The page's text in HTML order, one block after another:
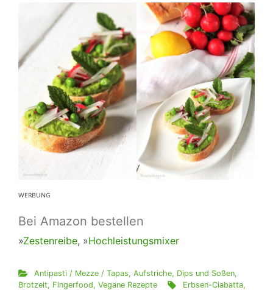
ᵂᴱᴿᴮᵁᴺᴳ
Bei Amazon bestellen
»Zestenreibe, »Hochleistungsmixer
Antipasti / Mezze / Tapas, Aufstriche, Dips und Soßen,
Brotzeit, Fingerfood, Vegane Rezepte Erbsen-Ciabatta,